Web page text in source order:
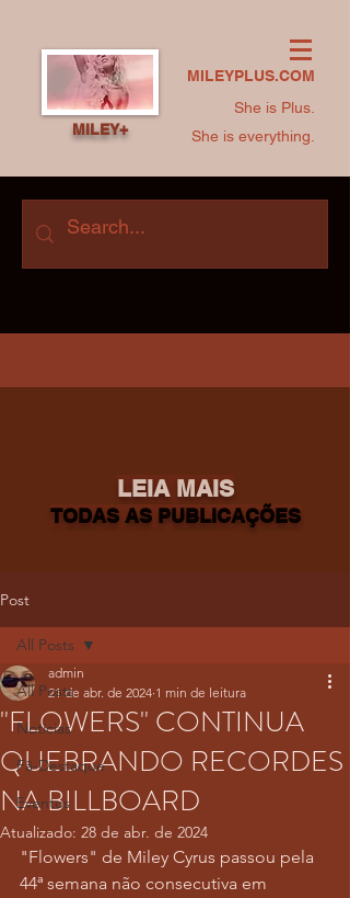
MILEYPLUS.COM
She is Plus.
She is everything.
MILEY+
LEIA MAIS
TODAS AS PUBLICAÇÕES
Post
All Posts
Notícias
Fã-Destaque
Eventos
All Posts
"FLOWERS" CONTINUA
QUEBRANDO RECORDES
NA BILLBOARD
admin
21 de abr. de 2024 1 min de leitura
Atualizado: 28 de abr. de 2024
"Flowers" de Miley Cyrus passou pela
44ª semana não consecutiva em